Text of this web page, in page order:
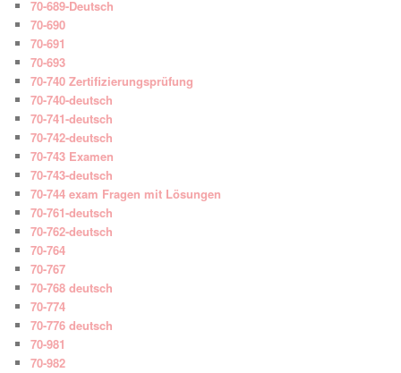
70-689-Deutsch
70-690
70-691
70-693
70-740 Zertifizierungsprüfung
70-740-deutsch
70-741-deutsch
70-742-deutsch
70-743 Examen
70-743-deutsch
70-744 exam Fragen mit Lösungen
70-761-deutsch
70-762-deutsch
70-764
70-767
70-768 deutsch
70-774
70-776 deutsch
70-981
70-982